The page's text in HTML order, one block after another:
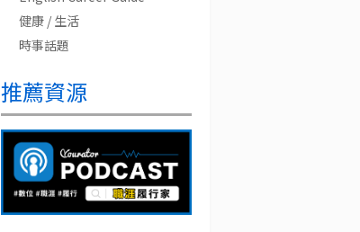
健康 / 生活
時事話題
推薦資源